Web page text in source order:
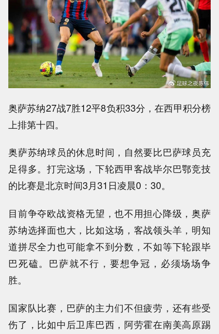
奥萨苏纳27战7胜12平8负积33分，在西甲积分榜
上排第十四。
奥萨苏纳球员的休息时间，自然要比巴萨球员充
足得多。打完这场，下轮西甲客战毕尔巴鄂竞技
的比赛是北京时间3月31日凌晨0：30。
目前争夺欧战资格无望，也不用担心降级，奥萨
苏纳选择面也大，比如这场，客战领头羊，明知
道拼尽全力也可能拿不到分数，不如等下轮跟毕
巴死磕。巴萨就不行，要想争冠，必须场场争
胜。
国家队比赛，巴萨的主力们不但疲劳，还有些受
伤了，比如中后卫库巴西，阿劳霍在南美高原踢